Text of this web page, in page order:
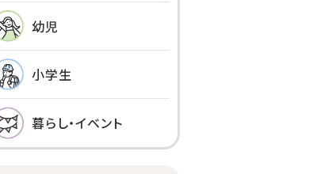
幼児
小学生
暮らし・イベント